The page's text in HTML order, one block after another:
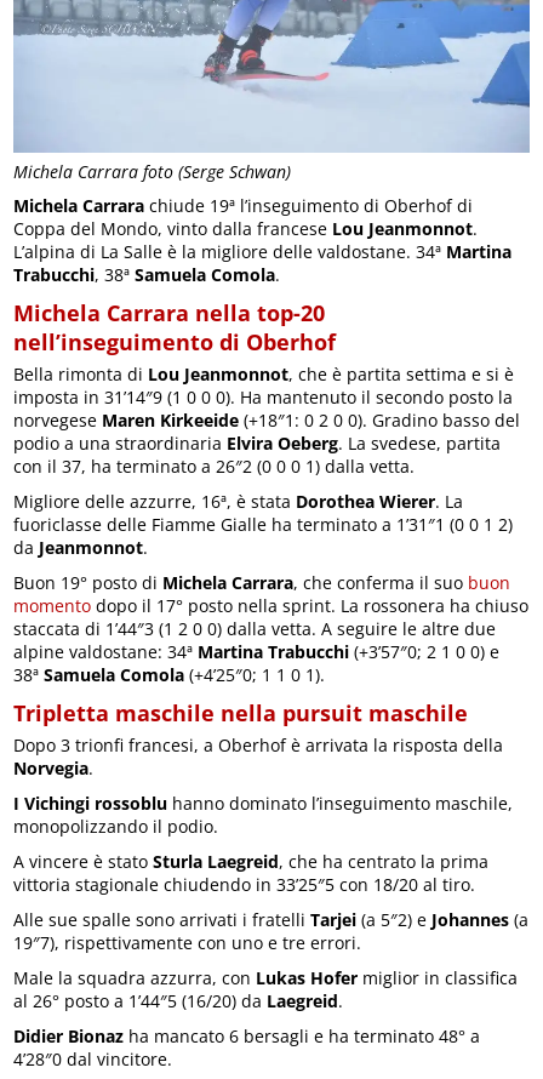
Michela Carrara foto (Serge Schwan)
Michela Carrara chiude 19ª l’inseguimento di Oberhof di
Coppa del Mondo, vinto dalla francese Lou Jeanmonnot.
L’alpina di La Salle è la migliore delle valdostane. 34ª Martina
Trabucchi, 38ªSamuela Comola.
Michela Carrara nella top-20
nell’inseguimento di Oberhof
Bella rimonta di Lou Jeanmonnot, che è partita settima e si è
imposta in 31’14″9 (1 0 0 0). Ha mantenuto il secondo posto la
norvegese Maren Kirkeeide (+18″1: 0 2 0 0). Gradino basso del
podio a una straordinaria Elvira Oeberg. La svedese, partita
con il 37, ha terminato a 26″2 (0 0 0 1) dalla vetta.
Migliore delle azzurre, 16ª, è stata Dorothea Wierer. La
fuoriclasse delle Fiamme Gialle ha terminato a 1’31″1 (0 0 1 2)
da Jeanmonnot.
Buon 19° posto di Michela Carrara, che conferma il suo buon
momento dopo il 17° posto nella sprint. La rossonera ha chiuso
staccata di 1’44″3 (1 2 0 0) dalla vetta. A seguire le altre due
alpine valdostane: 34ª Martina Trabucchi (+3’57″0; 2 1 0 0) e
38ªSamuela Comola (+4’25″0; 1 1 0 1).
Tripletta maschile nella pursuit maschile
Dopo 3 trionfi francesi, a Oberhof è arrivata la risposta della
Norvegia.
I Vichingi rossoblu hanno dominato l’inseguimento maschile,
monopolizzando il podio.
A vincere è statoSturla Laegreid, che ha centrato la prima
vittoria stagionale chiudendo in 33’25″5 con 18/20 al tiro.
Alle sue spalle sono arrivati i fratelliTarjei (a 5″2) e Johannes (a
19″7), rispettivamente con uno e tre errori.
Male la squadra azzurra, con Lukas Hofer miglior in classifica
al 26° posto a 1’44″5 (16/20) da Laegreid.
Didier Bionaz ha mancato 6 bersagli e ha terminato 48° a
4’28″0 dal vincitore.